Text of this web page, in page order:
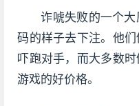
诈唬失败的一个
码的样子去下注。他
吓跑对手，而大多数
游戏的好价格。